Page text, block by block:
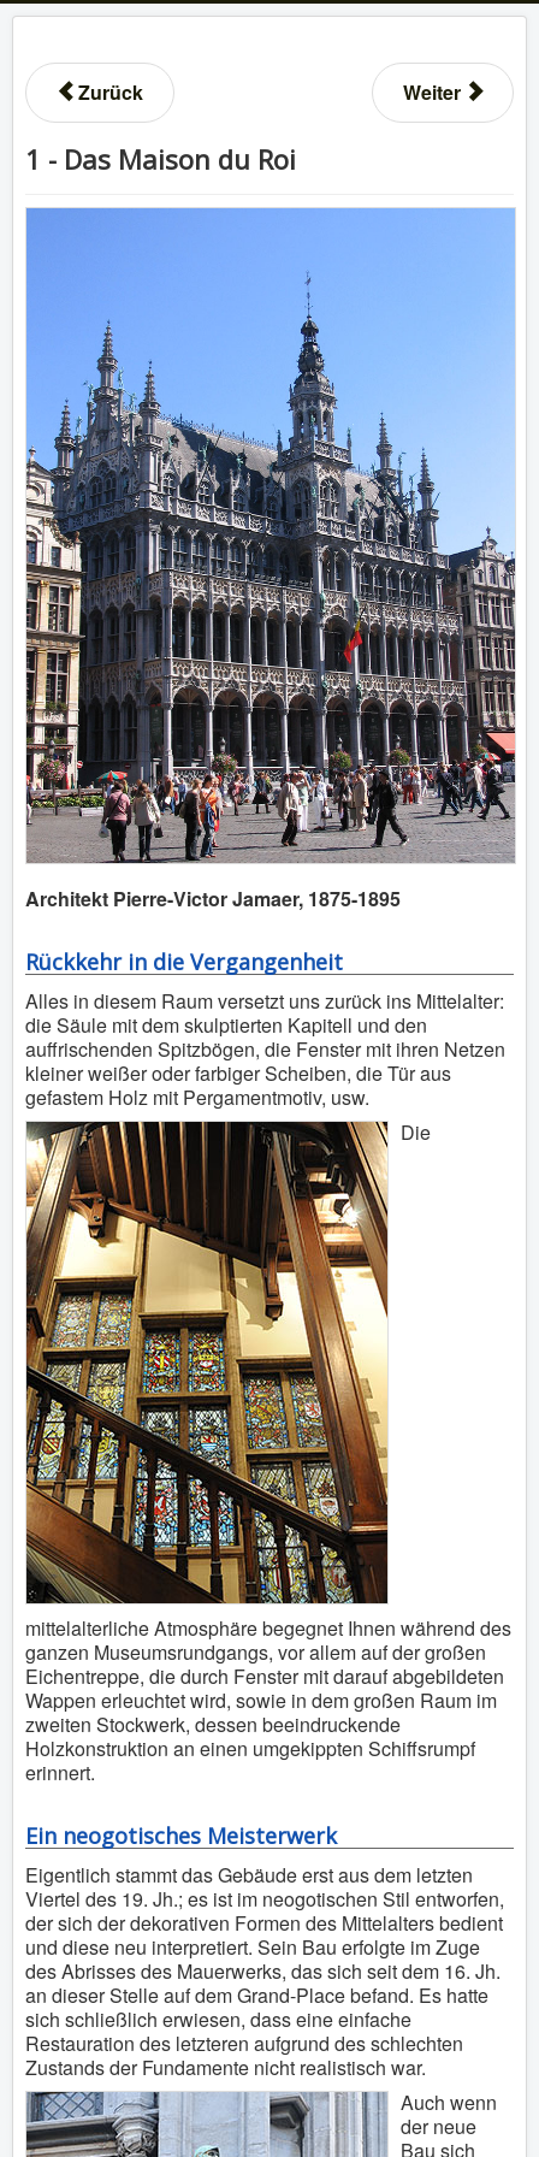
Zurück Weiter
1 - Das Maison du Roi
Architekt Pierre-Victor Jamaer, 1875-1895
Rückkehr in die Vergangenheit
Alles in diesem Raum versetzt uns zurück ins Mittelalter:
die Säule mit dem skulptierten Kapitell und den
auffrischenden Spitzbögen, die Fenster mit ihren Netzen
kleiner weißer oder farbiger Scheiben, die Tür aus
gefastem Holz mit Pergamentmotiv, usw.
Die
mittelalterliche Atmosphäre begegnet Ihnen während des
ganzen Museumsrundgangs, vor allem auf der großen
Eichentreppe, die durch Fenster mit darauf abgebildeten
Wappen erleuchtet wird, sowie in dem großen Raum im
zweiten Stockwerk, dessen beeindruckende
Holzkonstruktion an einen umgekippten Schiffsrumpf
erinnert.
Ein neogotisches Meisterwerk
Eigentlich stammt das Gebäude erst aus dem letzten
Viertel des 19. Jh.; es ist im neogotischen Stil entworfen,
der sich der dekorativen Formen des Mittelalters bedient
und diese neu interpretiert. Sein Bau erfolgte im Zuge
des Abrisses des Mauerwerks, das sich seit dem 16. Jh.
an dieser Stelle auf dem Grand-Place befand. Es hatte
sich schließlich erwiesen, dass eine einfache
Restauration des letzteren aufgrund des schlechten
Zustands der Fundamente nicht realistisch war.
Auch wenn
der neue
Bau sich